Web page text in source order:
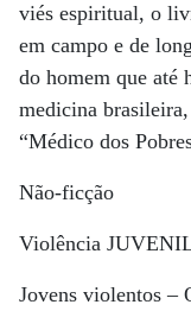
viés espiritual, o
em campo e de
do homem que até
medicina
“Médico dos
Não-ficção
Violência
Jovens violentos –